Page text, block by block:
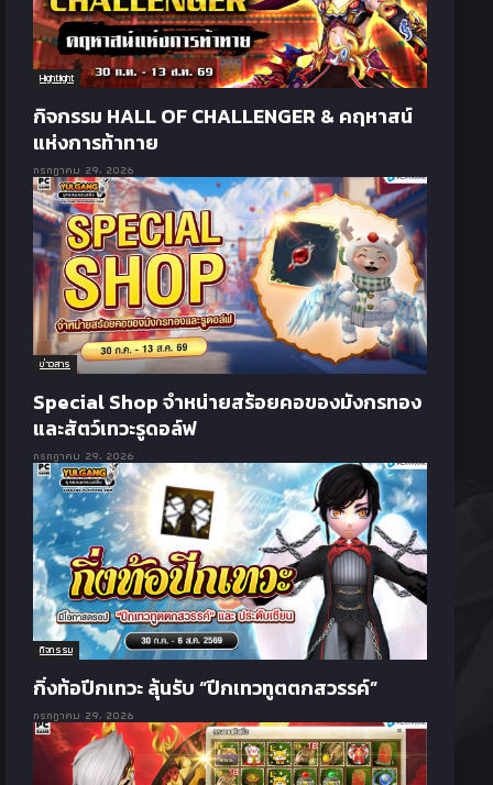
Hightlight
กิจกรรม HALL OF CHALLENGER & คฤหาสน์
แห่งการท้าทาย
กรกฎาคม 29, 2026
ข่าวสาร
Special Shop จำหน่ายสร้อยคอของมังกรทอง
และสัตว์เทวะรูดอล์ฟ
กรกฎาคม 29, 2026
กิจกรรม
กิ่งท้อปีกเทวะ ลุ้นรับ “ปีกเทวทูตตกสวรรค์”
กรกฎาคม 29, 2026